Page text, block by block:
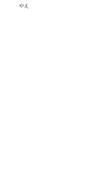
やえ